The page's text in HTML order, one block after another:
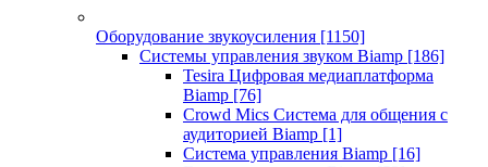
Оборудование звукоусиления [1150]
Системы управления звуком Biamp [186]
Tesira Цифровая медиаплатформа
Biamp [76]
Crowd Mics Система для общения с
аудиторией Biamp [1]
Система управления Biamp [16]